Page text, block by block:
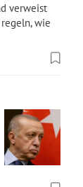
verweist
wie